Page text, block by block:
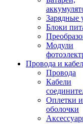
Зарядные
Блоки
Модули
Провода и
Провода
Кабели
Оплетки
оболочки